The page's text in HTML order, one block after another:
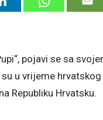
pojavi se sa
u vrijeme
Republiku Hrvatsku.